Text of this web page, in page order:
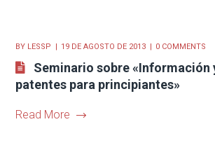
BY LESSP 19 DE AGOSTO DE 2013 0 COMMENTS
Seminario sobre «Información
patentes para principiantes»
Read More